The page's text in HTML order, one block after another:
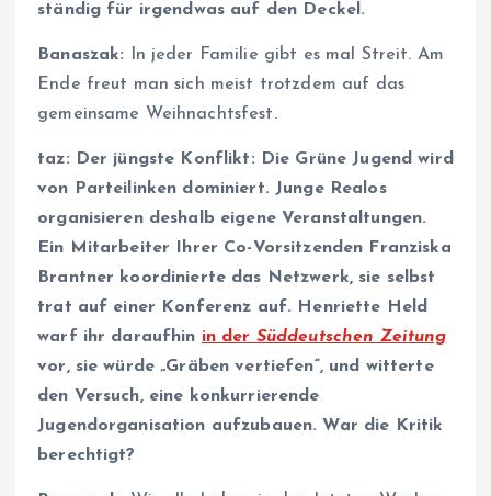
ständig für irgendwas auf den Deckel.
Banaszak: In jeder Familie gibt es mal Streit. Am
Ende freut man sich meist trotzdem auf das
gemeinsame Weihnachtsfest.
taz: Der jüngste Konflikt: Die Grüne Jugend wird
von Parteilinken dominiert. Junge Realos
organisieren deshalb eigene Veranstaltungen.
Ein Mitarbeiter Ihrer Co-Vorsitzenden Franziska
Brantner koordinierte das Netzwerk, sie selbst
trat auf einer Konferenz auf. Henriette Held
warf ihr daraufhin in der Süddeutschen Zeitung
vor, sie würde „Gräben vertiefen“, und witterte
den Versuch, eine konkurrierende
Jugendorganisation aufzubauen. War die Kritik
berechtigt?